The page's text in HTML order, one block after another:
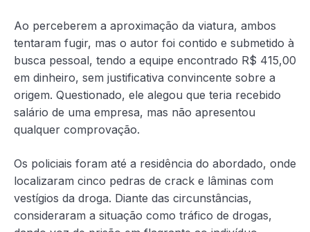
Ao perceberem a aproximação da viatura, ambos
tentaram fugir, mas o autor foi contido e submetido à
busca pessoal, tendo a equipe encontrado R$ 415,00
em dinheiro, sem justificativa convincente sobre a
origem. Questionado, ele alegou que teria recebido
salário de uma empresa, mas não apresentou
qualquer comprovação.
Os policiais foram até a residência do abordado, onde
localizaram cinco pedras de crack e lâminas com
vestígios da droga. Diante das circunstâncias,
consideraram a situação como tráfico de drogas,